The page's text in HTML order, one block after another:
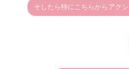
そしたら特にこちらからアク